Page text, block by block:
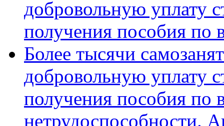
добровольную уплату
получения пособия по
Более тысячи
добровольную уплату
получения пособия по
нетрудоспособности.